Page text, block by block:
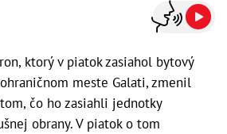
ktorý v piatok zasiahol bytový
meste Galati, zmenil
čo ho zasiahli jednotky
obrany. V piatok o tom